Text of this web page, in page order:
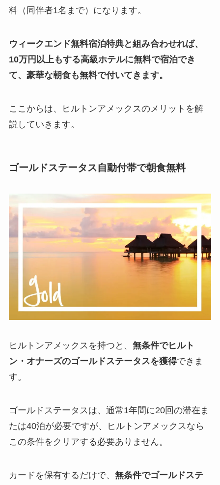
料（同伴者1名まで）になります。
ウィークエンド無料宿泊特典と組み合わせれば、
10万円以上もする高級ホテルに無料で宿泊でき
て、豪華な朝食も無料で付いてきます。
ここからは、ヒルトンアメックスのメリットを解
説していきます。
ゴールドステータス自動付帯で朝食無料
ヒルトンアメックスを持つと、 無条件でヒルト
ン・オナーズのゴールドステータスを獲得できま
す。
ゴールドステータスは、通常1年間に20回の滞在ま
たは40泊が必要ですが、ヒルトンアメックスなら
この条件をクリアする必要ありません。
カードを保有するだけで、 無条件でゴールドステ